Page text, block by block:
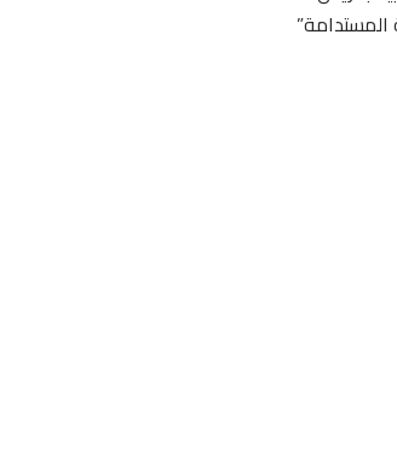
المستدامة”